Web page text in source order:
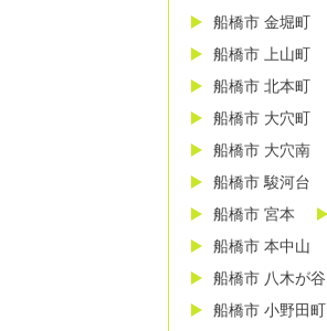
船橋市 金堀町
船橋市 上山町
船橋市 北本町
船橋市 大穴町
船橋市 大穴南
船橋市 駿河台
船橋市 宮本
船橋市 本中山
船橋市 八木が谷
船橋市 小野田町